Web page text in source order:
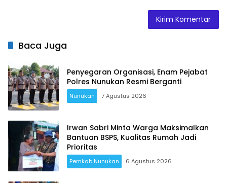
Baca Juga
Penyegaran Organisasi, Enam Pejabat
Polres Nunukan Resmi Berganti
Nunukan 7 Agustus 2026
Irwan Sabri Minta Warga Maksimalkan
Bantuan BSPS, Kualitas Rumah Jadi
Prioritas
Pemkab Nunukan 6 Agustus 2026